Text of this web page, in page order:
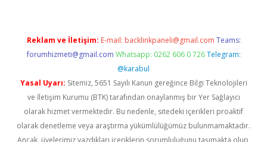
Reklam ve İletişim: E-mail: backlinkpaneli@gmail.com Teams:
forumhizmeti@gmail.com Whatsapp: 0262 606 0 726 Telegram:
@karabul
Yasal Uyarı: Sitemiz, 5651 Sayılı Kanun gereğince Bilgi Teknolojileri
ve İletişim Kurumu (BTK) tarafından onaylanmış bir Yer Sağlayıcı
olarak hizmet vermektedir. Bu nedenle, sitedeki içerikleri proaktif
olarak denetleme veya araştırma yükümlülüğümüz bulunmamaktadır.
Ancak, üyelerimiz yazdıkları içeriklerin sorumluluğunu taşımakta olup,